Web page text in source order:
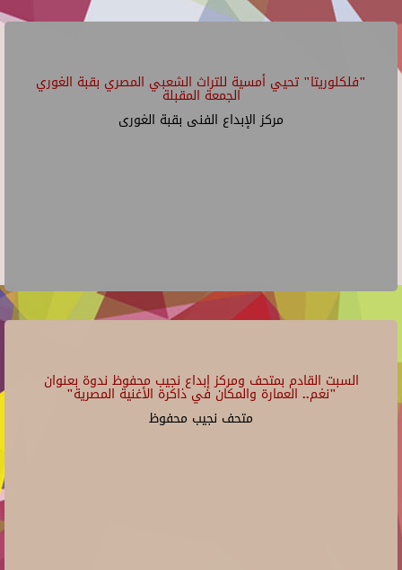
"فلكلوريتا" تحيي أمسية للتراث الشعبي المصري بقبة الغوري
الجمعة المقبلة
مركز الإبداع الفنى بقبة الغورى
السبت القادم بمتحف ومركز إبداع نجيب محفوظ ندوة بعنوان
"نغم.. العمارة والمكان في ذاكرة الأغنية المصرية"
متحف نجيب محفوظ